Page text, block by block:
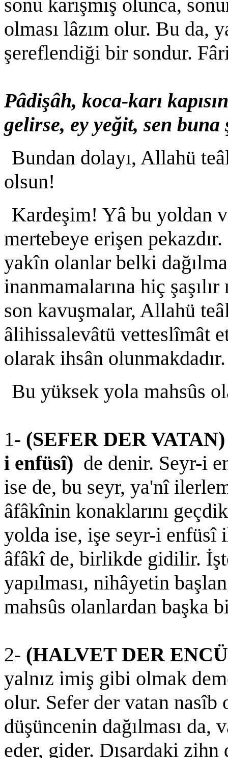
sonu karışmış olunca,
olması lâzım olur. Bu da,
şereflendiği bir sondur.
Pâdişâh, koca-karı
gelirse, ey yeğit, sen buna
Bundan dolayı, Allahü
olsun!
Kardeşim! Yâ bu yoldan
mertebeye erişen
yakîn olanlar belki
inanmamalarına hiç
son kavuşmalar, Allahü
âlihissalevâtü vetteslîmât
olarak ihsân olunmakdadır.
Bu yüksek yola mahsûs
1- (SEFER DER
i enfüsî) de denir. Seyr-i
ise de, bu seyr, ya'nî
âfâkînin konaklarını
yolda ise, işe seyr-i enfüsî
âfâkî de, birlikde gidilir.
yapılması, nihâyetin
mahsûs olanlardan başka
2- (HALVET DER
yalnız imiş gibi olmak
olur. Sefer der vatan nasîb
düşüncenin dağılması da,
eder, gider. Dışardaki zihn